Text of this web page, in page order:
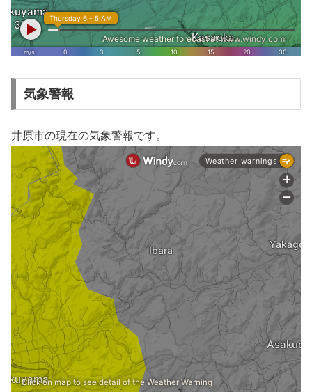
気象警報
井原市の現在の気象警報です。